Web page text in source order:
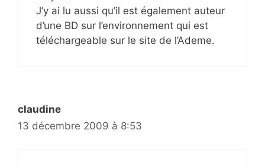
J’y ai lu aussi qu’il est également auteur
d’une BD sur l’environnement qui est
téléchargeable sur le site de l’Ademe.
claudine
13 décembre 2009 à 8:53